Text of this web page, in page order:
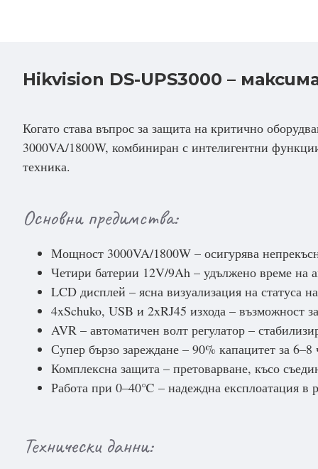
Hikvision DS-UPS3000 –
Когато става въпрос за защита на критично
3000VA/1800W, комбиниран с интелигентни
техника.
Основни предимства:
Мощност 3000VA/1800W – осигурява
Четири батерии 12V/9Ah – удължено време на
LCD дисплей – ясна визуализация на статуса
4xSchuko, USB и 2xRJ45 изхода – възможност
AVR – автоматичен волт регулатор –
Супер бързо зареждане – 90% капацитет за 6–8
Комплексна защита – претоварване, късо
Работа при 0–40℃ – надеждна експлоатация в
Технически данни: